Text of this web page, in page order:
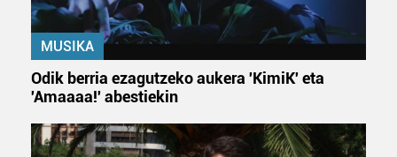
MUSIKA
Odik berria ezagutzeko aukera 'KimiK' eta
'Amaaaa!' abestiekin